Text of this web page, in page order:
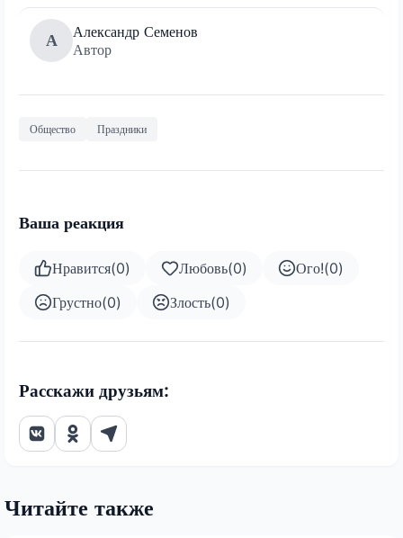
А
Александр Семенов
Автор
Общество Праздники
Ваша реакция
Нравится(0) Любовь(0) Ого!(0)
Грустно(0) Злость(0)
Расскажи друзьям:
Читайте также